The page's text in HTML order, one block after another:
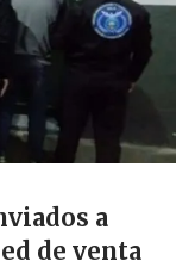
a
de venta